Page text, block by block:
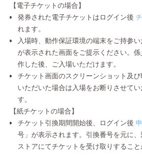
【電子チケットの場合】
発券された電子チケットはログイン後
れます。
入場時、動作保証環境の端末をご持参
が表示された画面をご提示ください。
作した後、ご入場いただけます。
チケット画面のスクリーンショット及
いただいた場合は入場をお断りさせて
す。
【紙チケットの場合】
チケット引換期間開始後、ログイン後
号」が表示されます。引換番号を元に
ストアにてチケットを受け取りするこ